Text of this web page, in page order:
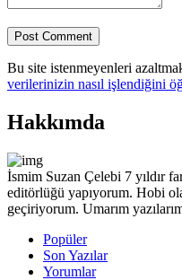
Bu site istenmeyenleri
verilerinizin nasıl işlendiğini
Hakkımda
İsmim Suzan Çelebi 7 yıldır
editörlüğü yapıyorum. Hobi
geçiriyorum. Umarım
Popüler
Son Yazılar
Yorumlar